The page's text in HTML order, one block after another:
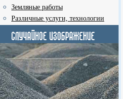
Земляные работы
Различные услуги, технологии